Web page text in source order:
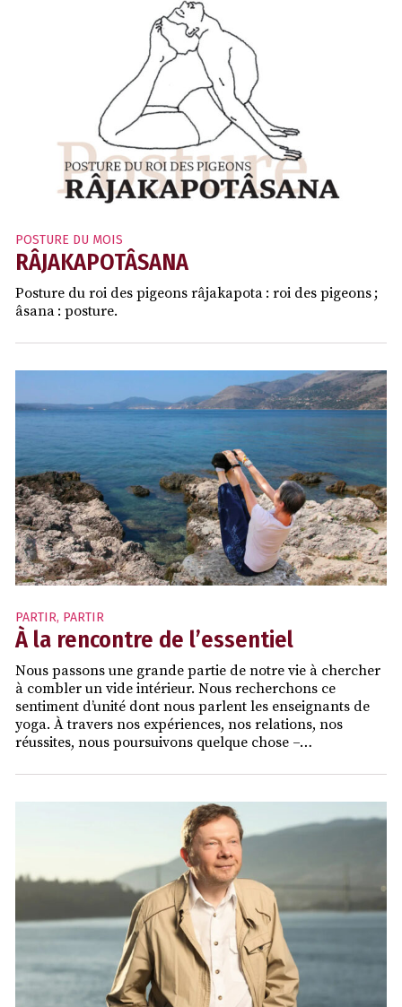
POSTURE DU MOIS
RÂJAKAPOTÂSANA
Posture du roi des pigeons râjakapota : roi des pigeons ;
âsana : posture.
PARTIR, PARTIR
À la rencontre de l’essentiel
Nous passons une grande partie de notre vie à chercher
à combler un vide intérieur. Nous recherchons ce
sentiment d’unité dont nous parlent les enseignants de
yoga. À travers nos expériences, nos relations, nos
réussites, nous poursuivons quelque chose –…